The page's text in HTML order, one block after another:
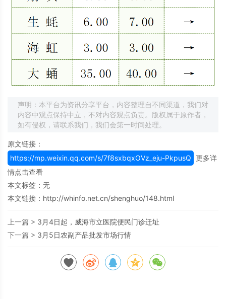
声明：本平台为资讯分享平台，内容整理自不同渠道，我们对
内容中观点保持中立，不对内容观点负责。版权属于原作者，
如有侵权，请联系我们，我们会第一时间处理。
原文链接：
https://mp.weixin.qq.com/s/7f8sxbqxOVz_eju-PkpusQ 更多详
情点击查看
本文标签：无
本文链接： http://whinfo.net.cn/shenghuo/148.html
上一篇 > 3月4日起，威海市立医院便民门诊迁址
下一篇 > 3月5日农副产品批发市场行情